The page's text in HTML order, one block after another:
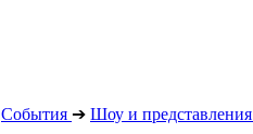
События ➔ Шоу и представления